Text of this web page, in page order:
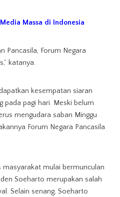
Massa di Indonesia
Pancasila, Forum Negara
katanya.
kesempatan siaran
pada pagi hari. Meski belum
mengudara saban Minggu
Forum Negara Pancasila
masyarakat mulai bermunculan
Soeharto merupakan salah
Selain senang, Soeharto